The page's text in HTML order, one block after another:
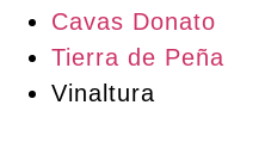
Cavas Donato
Tierra de Peña
Vinaltura